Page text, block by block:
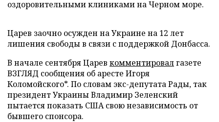
оздоровительными клиниками на Черном море.
Царев заочно осужден на Украине на 12 лет
лишения свободы в связи с поддержкой Донбасса.
В начале сентября Царев комментировалгазете
ВЗГЛЯД сообщения об аресте Игоря
Коломойского*. По словам экс-депутата Рады, так
президент Украины Владимир Зеленский
пытается показать США свою независимость от
бывшего спонсора.